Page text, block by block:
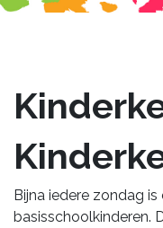
Bijna iedere zondag
basisschoolkinderen.